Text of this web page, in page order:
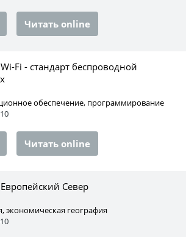
Читать online
Fi - стандарт беспроводной
обеспечение, программирование
Читать online
Север
экономическая география